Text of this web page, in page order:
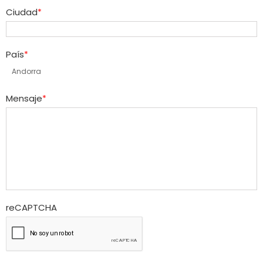
Ciudad
País
Andorra
Mensaje
reCAPTCHA